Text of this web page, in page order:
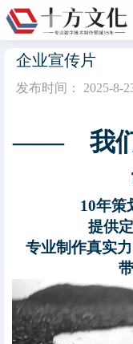
关于我们
企业
客户案例
业务领域
联系我们
企业宣传片
发布时间： 2025-8-
—— 我们
10年策
提供
专业制作真实
频
播
放